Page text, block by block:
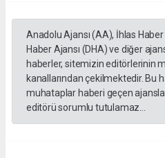
Anadolu Ajansı (AA), İhlas
Haber Ajansı (DHA) ve diğer
haberler, sitemizin editörlerinin
kanallarından çekilmektedir. Bu
muhataplar haberi geçen
editörü sorumlu tutulamaz...